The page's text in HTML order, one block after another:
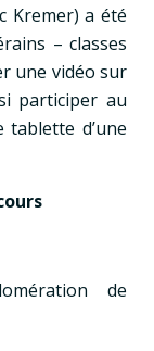
Kremer) a été
– classes
une vidéo sur
participer au
d’une
de